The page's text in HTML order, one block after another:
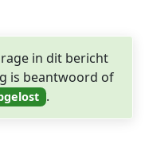
in dit bericht
is beantwoord of
.